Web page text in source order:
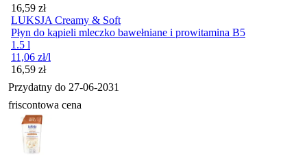
Cena
16,59 zł
LUKSJA Creamy & Soft
Płyn do kąpieli mleczko bawełniane i prowitamina B5
1.5 l
11,06 zł/l
Cena
16,59 zł
Przydatny do 27-06-2031
friscontowa cena